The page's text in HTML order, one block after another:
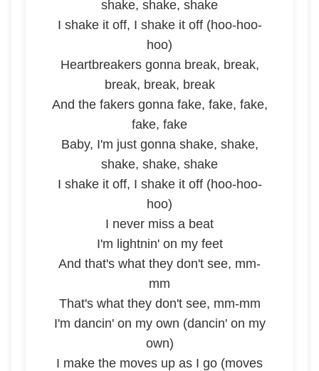
shake, shake, shake
I shake it off, I shake it off (hoo-hoo-
hoo)
Heartbreakers gonna break, break,
break, break, break
And the fakers gonna fake, fake, fake,
fake, fake
Baby, I'm just gonna shake, shake,
shake, shake, shake
I shake it off, I shake it off (hoo-hoo-
hoo)
I never miss a beat
I'm lightnin' on my feet
And that's what they don't see, mm-
mm
That's what they don't see, mm-mm
I'm dancin' on my own (dancin' on my
own)
I make the moves up as I go (moves